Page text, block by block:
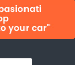
la